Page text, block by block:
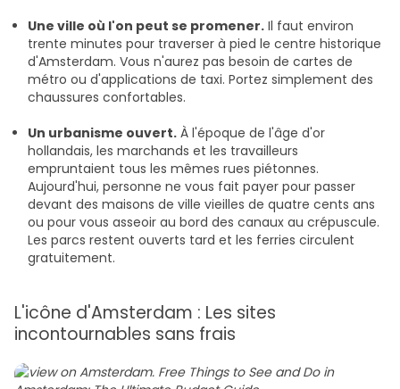
Une ville où l'on peut se promener. Il faut environ
trente minutes pour traverser à pied le centre historique
d'Amsterdam. Vous n'aurez pas besoin de cartes de
métro ou d'applications de taxi. Portez simplement des
chaussures confortables.
Un urbanisme ouvert. À l'époque de l'âge d'or
hollandais, les marchands et les travailleurs
empruntaient tous les mêmes rues piétonnes.
Aujourd'hui, personne ne vous fait payer pour passer
devant des maisons de ville vieilles de quatre cents ans
ou pour vous asseoir au bord des canaux au crépuscule.
Les parcs restent ouverts tard et les ferries circulent
gratuitement.
L'icône d'Amsterdam : Les sites
incontournables sans frais